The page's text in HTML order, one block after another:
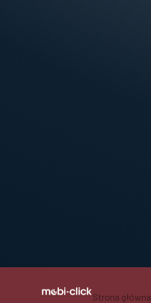
Strona główna